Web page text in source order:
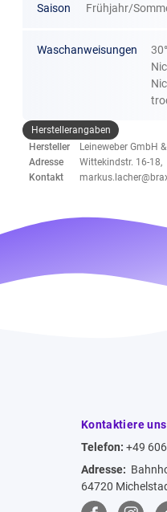
Saison Frühjahr/
Waschanweisungen
Herstellerangaben
Hersteller
Leineweber GmbH
Adresse
Wittekindstr. 16-
Kontakt
Kontaktiere uns
Telefon: +49
Adresse:
64720